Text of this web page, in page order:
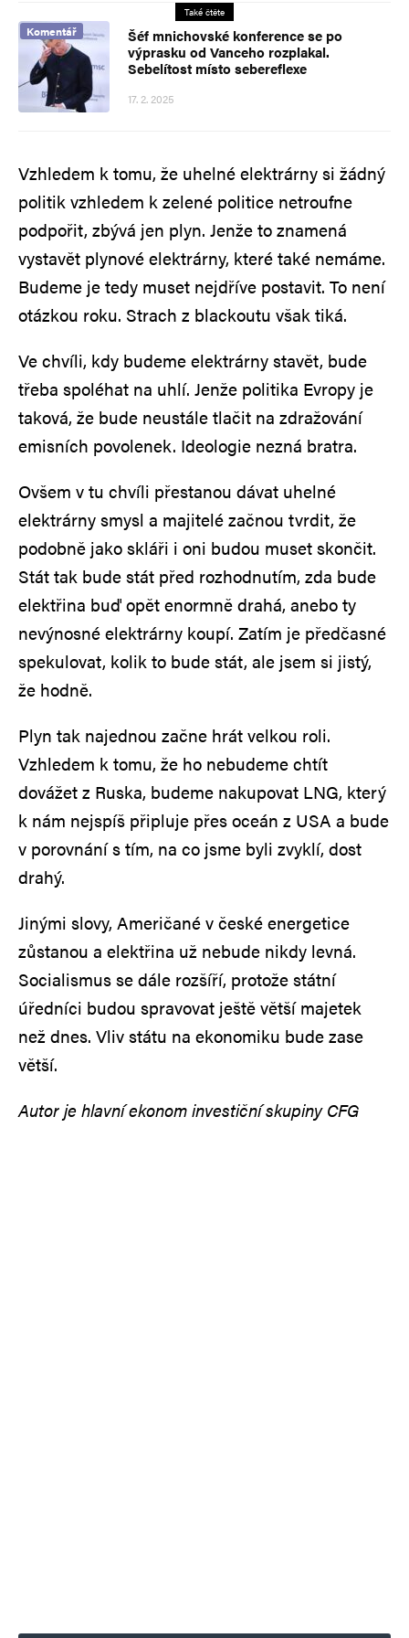
Také čtěte
Komentář
Šéf mnichovské konference se po
výprasku od Vanceho rozplakal.
Sebelítost místo sebereflexe
17. 2. 2025
Vzhledem k tomu, že uhelné elektrárny si žádný
politik vzhledem k zelené politice netroufne
podpořit, zbývá jen plyn. Jenže to znamená
vystavět plynové elektrárny, které také nemáme.
Budeme je tedy muset nejdříve postavit. To není
otázkou roku. Strach z blackoutu však tiká.
Ve chvíli, kdy budeme elektrárny stavět, bude
třeba spoléhat na uhlí. Jenže politika Evropy je
taková, že bude neustále tlačit na zdražování
emisních povolenek. Ideologie nezná bratra.
Ovšem v tu chvíli přestanou dávat uhelné
elektrárny smysl a majitelé začnou tvrdit, že
podobně jako skláři i oni budou muset skončit.
Stát tak bude stát před rozhodnutím, zda bude
elektřina buď opět enormně drahá, anebo ty
nevýnosné elektrárny koupí. Zatím je předčasné
spekulovat, kolik to bude stát, ale jsem si jistý,
že hodně.
Plyn tak najednou začne hrát velkou roli.
Vzhledem k tomu, že ho nebudeme chtít
dovážet z Ruska, budeme nakupovat LNG, který
k nám nejspíš připluje přes oceán z USA a bude
v porovnání s tím, na co jsme byli zvyklí, dost
drahý.
Jinými slovy, Američané v české energetice
zůstanou a elektřina už nebude nikdy levná.
Socialismus se dále rozšíří, protože státní
úředníci budou spravovat ještě větší majetek
než dnes. Vliv státu na ekonomiku bude zase
větší.
Autor je hlavní ekonom investiční skupiny CFG